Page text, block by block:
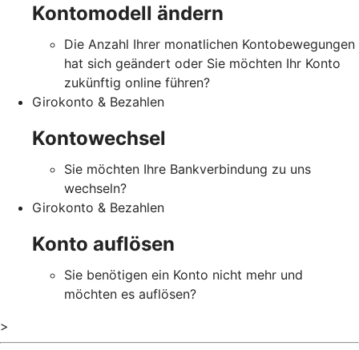
Kontomodell ändern
Die Anzahl Ihrer monatlichen Kontobewegungen
hat sich geändert oder Sie möchten Ihr Konto
zukünftig online führen?
Girokonto & Bezahlen
Kontowechsel
Sie möchten Ihre Bankverbindung zu uns
wechseln?
Girokonto & Bezahlen
Konto auflösen
Sie benötigen ein Konto nicht mehr und
möchten es auflösen?
>